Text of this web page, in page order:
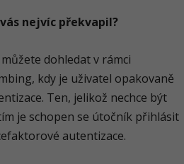
nejvíc překvapil?
dohledat v rámci
kdy je uživatel opakovaně
Ten, jelikož nechce být
je schopen se útočník přihlásit
autentizace.